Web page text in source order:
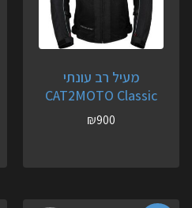
מעיל רב עונתי
CAT2MOTO Classic
₪900